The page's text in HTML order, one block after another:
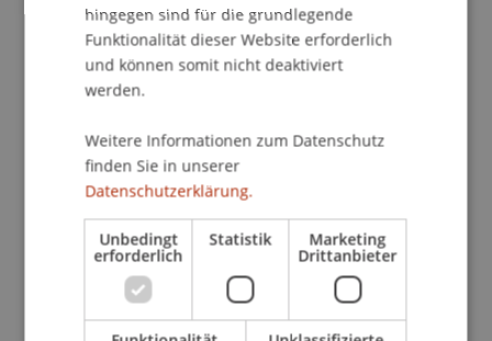
Du hast Fragen an unsere Studierenden aus
den Bachelorprogrammen Architektur oder
Betriebswirtschaftslehre zu Studium und
Dann melde dich jetzt an und nutze die
Gelegenheit, unsere Student Ambassadors zu
treffen - mit Break-out Rooms für Architektur
oder BWL, je nach deinem Studieninteresse.
Jetzt anmelden
hingegen sind für die grundlegende
Funktionalität dieser Website erforderlich
und können somit nicht deaktiviert
werden.
Weitere Informationen zum Datenschutz
finden Sie in unserer
Datenschutzerklärung.
Unbedingt
erforderlich
Statistik Marketing
Drittanbieter